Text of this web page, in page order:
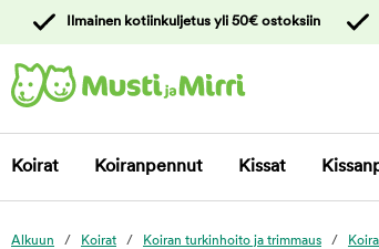
asiakaspalveluun
Ilmainen kotiinkuljetus yli 50€ ostoksiin
Koirat Koiranpennut Kissat
Alkuun Koirat Koiran turkinhoito ja trimmaus